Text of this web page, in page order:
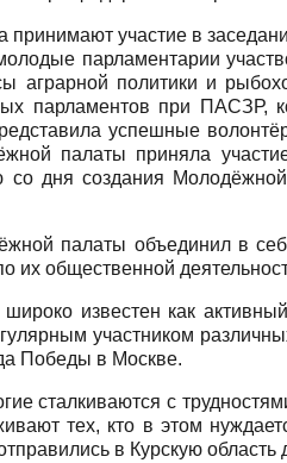
принимают участие в
парламентарии
аграрной политики и
парламентов при ПАСЗР,
успешные
палаты приняла
со дня создания
палаты объединил в
их общественной
известен как
участником
Победы в Москве.
сталкиваются с
тех, кто в этом
в Курскую